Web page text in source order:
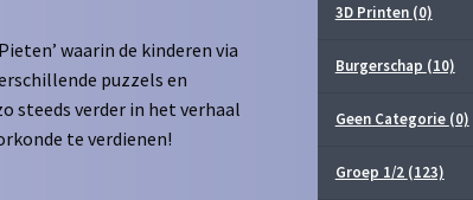
waarin de kinderen via
puzzels en
steeds verder in het verhaal
te verdienen!
3D Printen (0)
Burgerschap (10)
Geen Categorie (0)
Groep 1/2 (123)